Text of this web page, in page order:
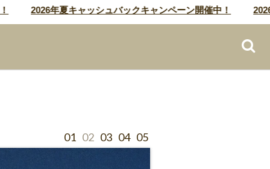
2026年夏キャッシュバックキャンペーン開催中！ 2026年夏
01 02 03 04 05